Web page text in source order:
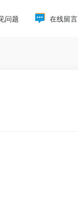
问题 在线留言